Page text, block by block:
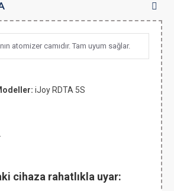
atomizer camıdır. Tam uyum sağlar.
iJoy RDTA 5S
cihaza rahatlıkla uyar: